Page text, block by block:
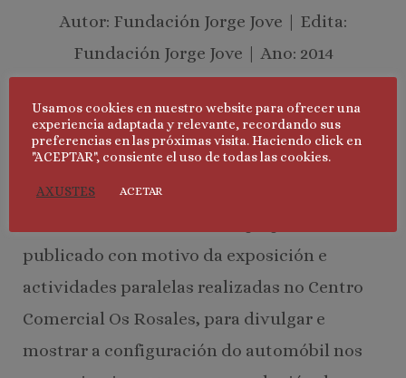
Autor: Fundación Jorge Jove | Edita:
Fundación Jorge Jove | Ano: 2014
Colabora: Centro Comercial Los Rosales |
Idioma: Español
publicado con motivo da exposición e
actividades paralelas realizadas no Centro
Comercial Os Rosales, para divulgar e
mostrar a configuración do automóbil nos
Usamos cookies en nuestro website para ofrecer una
experiencia adaptada y relevante, recordando sus
preferencias en las próximas visita. Haciendo click en
"ACEPTAR", consiente el uso de todas las cookies.
AXUSTES ACETAR